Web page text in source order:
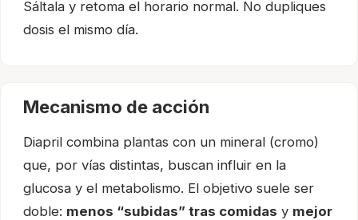
Sáltala y retoma el horario normal. No dupliques
dosis el mismo día.
Mecanismo de acción
Diapril combina plantas con un mineral (cromo)
que, por vías distintas, buscan influir en la
glucosa y el metabolismo. El objetivo suele ser
doble: menos “subidas” tras comidas y mejor